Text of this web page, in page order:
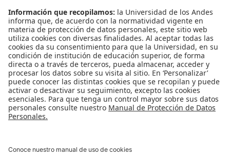
Leer Más
Leer Más
Leer Más
Ver más Noticias...
Ver más Eventos...
Apoyo Financiero
Reconocimiento como Universidad: Decreto 1297 del 30 de mayo de